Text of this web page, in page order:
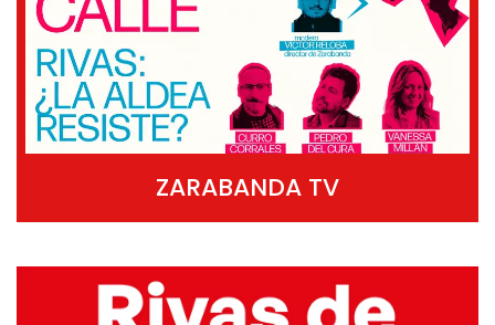
ZARABANDA TV